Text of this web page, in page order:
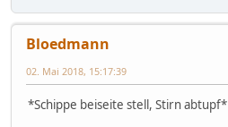
Bloedmann
02. Mai 2018, 15:17:39
*Schippe beiseite stell, Stirn abtupf*